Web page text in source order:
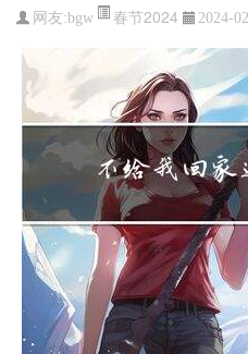
网友:bgw 春节2024 2024-